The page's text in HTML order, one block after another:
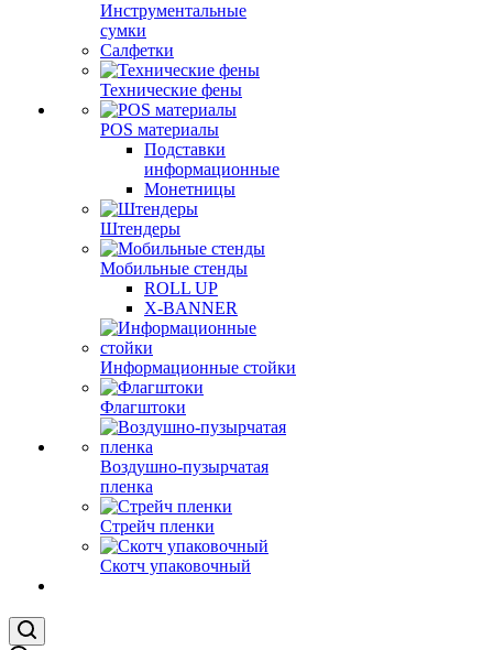
Инструментальные
сумки
Салфетки
Технические фены
POS материалы
Подставки
информационные
Монетницы
Штендеры
Мобильные стенды
ROLL UP
X-BANNER
Информационные стойки
Флагштоки
Воздушно-пузырчатая
пленка
Стрейч пленки
Скотч упаковочный